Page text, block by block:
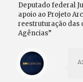
Deputado federal
apoio ao Projeto
reestruturação das
Agências”